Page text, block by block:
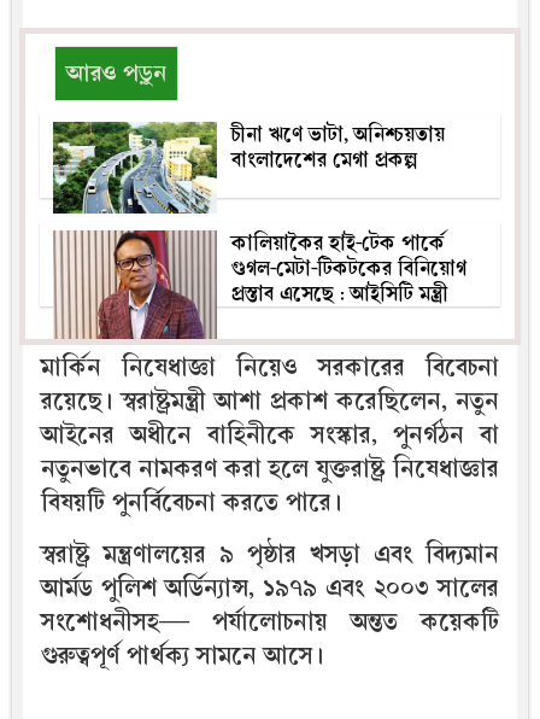
আরও পড়ুন
চীনা ঋণে ভাটা, অনিশ্চয়তায়
বাংলাদেশের মেগা প্রকল্প
কালিয়াকৈর হাই-টেক পার্কে
গুগল-মেটা-টিকটকের বিনিয়োগ
প্রস্তাব এসেছে : আইসিটি মন্ত্রী
মার্কিন নিষেধাজ্ঞা নিয়েও সরকারের বিবেচনা
রয়েছে। স্বরাষ্ট্রমন্ত্রী আশা প্রকাশ করেছিলেন, নতুন
আইনের অধীনে বাহিনীকে সংস্কার, পুনর্গঠন বা
নতুনভাবে নামকরণ করা হলে যুক্তরাষ্ট্র নিষেধাজ্ঞার
বিষয়টি পুনর্বিবেচনা করতে পারে।
স্বরাষ্ট্র মন্ত্রণালয়ের ৯ পৃষ্ঠার খসড়া এবং বিদ্যমান
আর্মড পুলিশ অর্ডিন্যান্স, ১৯৭৯ এবং ২০০৩ সালের
সংশোধনীসহ— পর্যালোচনায় অন্তত কয়েকটি
গুরুত্বপূর্ণ পার্থক্য সামনে আসে।